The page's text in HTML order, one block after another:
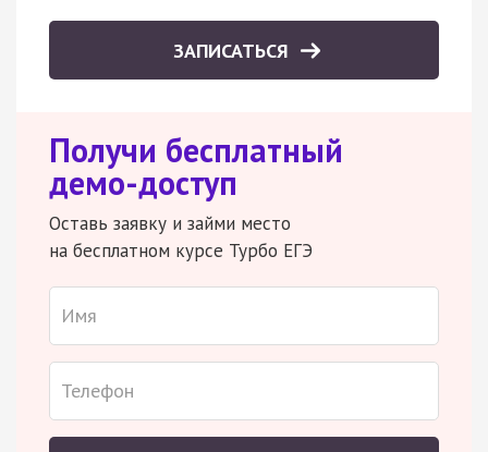
ЗАПИСАТЬСЯ
Получи бесплатный
демо-доступ
Оставь заявку и займи место
на бесплатном курсе Турбо ЕГЭ